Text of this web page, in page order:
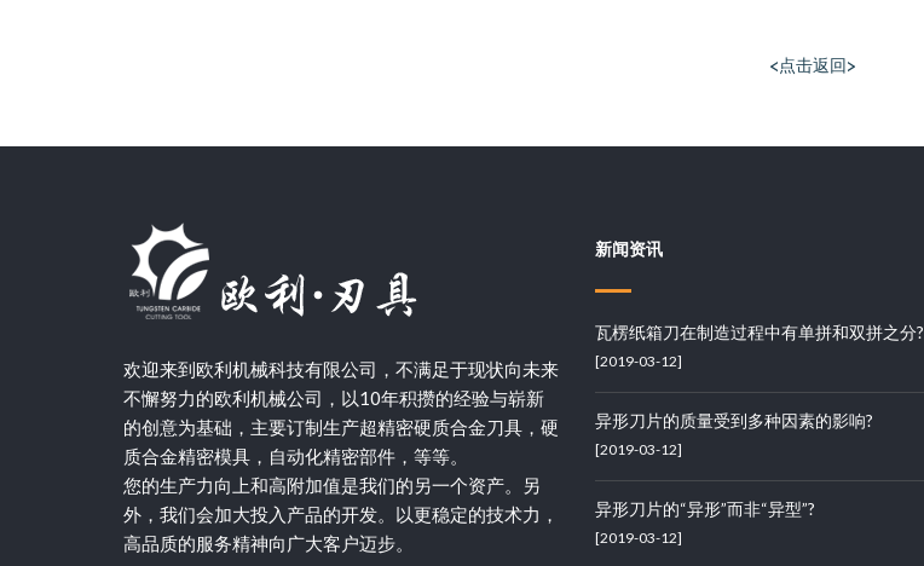
<点击返回>
欢迎来到欧利机械科技有限公司，不满足于现状向未来
不懈努力的欧利机械公司，以10年积攒的经验与崭新
的创意为基础，主要订制生产超精密硬质合金刀具，硬
质合金精密模具，自动化精密部件，等等。
您的生产力向上和高附加值是我们的另一个资产。另
外，我们会加大投入产品的开发。以更稳定的技术力，
高品质的服务精神向广大客户迈步。
新闻资讯
瓦楞纸箱刀在制造过程中有单拼和双拼之分?
[2019-03-12]
异形刀片的质量受到多种因素的影响?
[2019-03-12]
异形刀片的“异形”而非“异型”?
[2019-03-12]